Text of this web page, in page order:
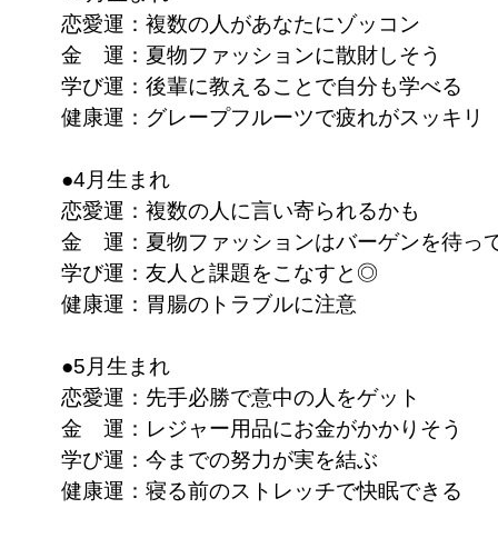
恋愛運：複数の人があなたにゾッコン
金 運：夏物ファッションに散財しそう
学び運：後輩に教えることで自分も学べる
健康運：グレープフルーツで疲れがスッキリ
●4月生まれ
恋愛運：複数の人に言い寄られるかも
金 運：夏物ファッションはバーゲンを待っ
学び運：友人と課題をこなすと◎
健康運：胃腸のトラブルに注意
●5月生まれ
恋愛運：先手必勝で意中の人をゲット
金 運：レジャー用品にお金がかかりそう
学び運：今までの努力が実を結ぶ
健康運：寝る前のストレッチで快眠できる